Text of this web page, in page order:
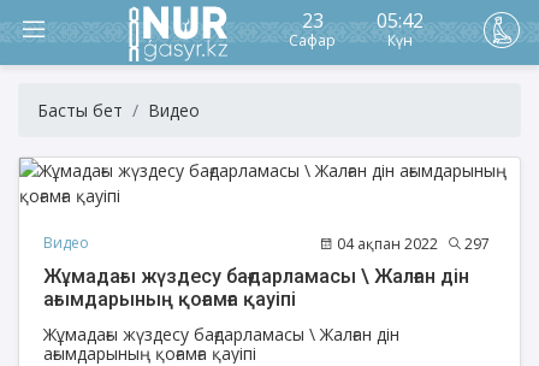
23
Сафар
05:42
Күн
Басты бет Видео
Видео 04 ақпан 2022 297
Жұмадағы жүздесу бағдарламасы \ Жалған дін
ағымдарының қоғамға қауіпі
Жұмадағы жүздесу бағдарламасы \ Жалған дін
ағымдарының қоғамға қауіпі